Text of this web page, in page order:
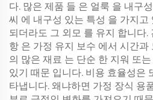
다. 많은 제품 들 은 얼룩 을 내구
씨 에 내구성 있는 특성 을 가지고
되더라도 그 외모 를 유지 합니다.
항 은 가정 유지 보수 에서 시간과
의 많은 재료 는 단순 한 지워 또
있기 때문 입니다. 비용 효율성은
타냅니다. 왜냐하면 가정 장식 용